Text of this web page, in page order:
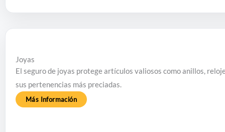
Joyas
El seguro de joyas protege artículos valiosos como anillos,
sus pertenencias más preciadas.
Más Información